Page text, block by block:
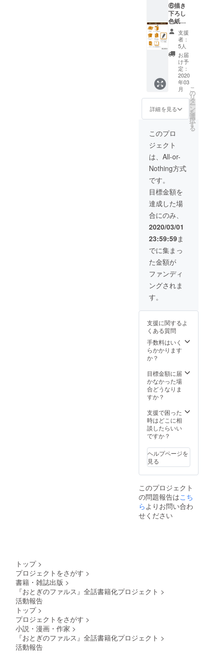
の宛名
は入り
ませ
ん。
BOX ・
『おと
ぎの
ファル
ス』特
製トラ
ンプ ・
収納
BOXへ
のサイ
ン ・九
目先生
描き下
ろしイ
紙→デ
ザイン2
種（ア
メリア
＆ヒズ
ベルト
リリー
＆ブル
スト＆
ゼベッ
ト）か
ら1つ選
択して
下さい
⑥描き
下ろし
色紙
コース
80,000
円／限
定5名様
・書籍
全3巻
・描き
下ろし
漫画 ・
ポスト
カード
セット
・書籍
収納
BOX ・
『おと
ぎの
ファル
ス』特
収納
BOXへ
のサイ
ン ・九
目先生
描き下
ろしイ
ラスト
複製色
紙2枚
→2種類
ともの
ご用意
描き下
イン色
紙(リク
エスト
式) ※
描き下
イン色
紙→お
好きな
キャラ
(複数名
可）を
ご支援
の際に
「備考
欄」へ
宛名を
沿えて
下さ
い。服
装や表
情のご
指定も
支援
者：
5人
お届
け予
定：
2020
年03
月
詳細を見る
こ
の
リ
タ
ー
ン
を
選
択
す
る
このプロ
ジェクト
は、All-or-
Nothing方式
です。
目標金額を
達成した場
合にのみ、
2020/03/01
23:59:59ま
でに集まっ
た金額が
ファンディ
ングされま
す。
支援に関するよ
くある質問
手数料はいく
らかかります
か？
目標金額に届
かなかった場
合どうなりま
すか？
支援で困った
時はどこに相
談したらいい
ですか？
ヘルプページを
見る
このプロジェクト
の問題報告はこち
らよりお問い合わ
せください
トップ >
プロジェクトをさがす >
書籍・雑誌出版 >
『おとぎのファルス』全話書籍化プロジェクト >
活動報告
トップ >
プロジェクトをさがす >
小説・漫画・作家 >
『おとぎのファルス』全話書籍化プロジェクト >
活動報告